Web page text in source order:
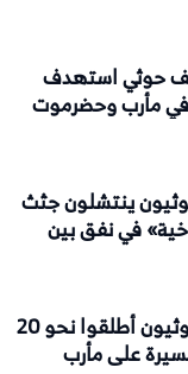
في قصف حوثي استهدف
مأرب وحضرموت
ينتشلون جثث
في نفق بين
مقتل وإصابة 16 مدنيا.. الحوثيون أطلقوا نحو 20